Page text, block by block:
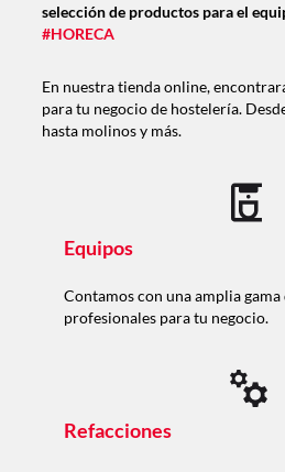
selección de productos para el
#HORECA
En nuestra tienda online,
para tu negocio de hostelería.
hasta molinos y más.
Equipos
Contamos con una amplia gama
profesionales para tu negocio.
Refacciones